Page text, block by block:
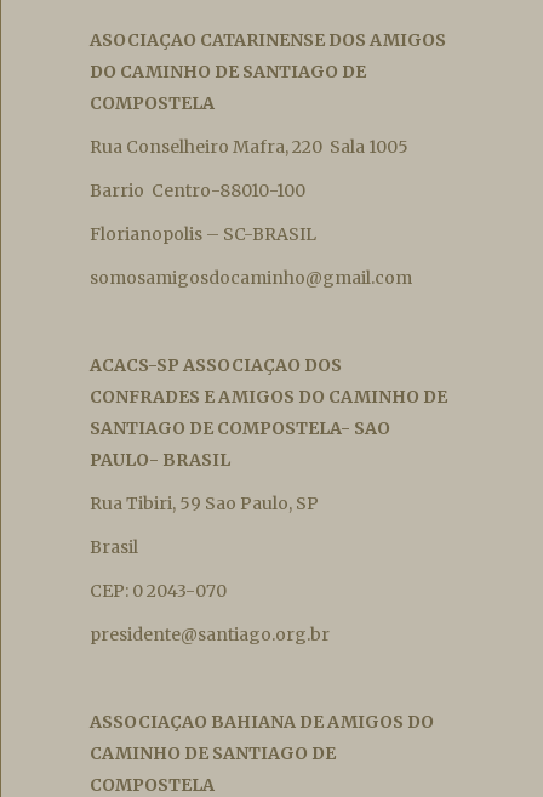
ASOCIAÇAO CATARINENSE DOS AMIGOS
DO CAMINHO DE SANTIAGO DE
COMPOSTELA
Rua Conselheiro Mafra, 220 Sala 1005
Barrio Centro-88010-100
Florianopolis – SC-BRASIL
somosamigosdocaminho@gmail.com
ACACS-SP ASSOCIAÇAO DOS
CONFRADES E AMIGOS DO CAMINHO DE
SANTIAGO DE COMPOSTELA- SAO
PAULO- BRASIL
Rua Tibiri, 59 Sao Paulo, SP
Brasil
CEP: 0 2043-070
presidente@santiago.org.br
ASSOCIAÇAO BAHIANA DE AMIGOS DO
CAMINHO DE SANTIAGO DE
COMPOSTELA